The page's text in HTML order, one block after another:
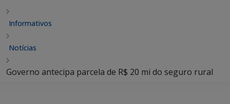
Informativos
Notícias
Governo antecipa parcela de R$ 20 mi do seguro rural